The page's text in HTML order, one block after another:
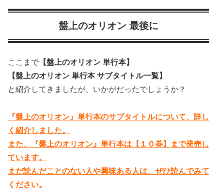
盤上のオリオン 最後に
ここまで 【盤上のオリオン 単行本】
【盤上のオリオン 単行本 サブタイトル一覧】
と紹介してきましたが、いかがだったでしょうか？
『盤上のオリオン』単行本のサブタイトルについて、詳し
く紹介しました。
また、『盤上のオリオン』単行本は【１０巻】まで発売し
ています。
まだ読んだことのない人や興味ある人は、ぜひ読んでみて
ください。